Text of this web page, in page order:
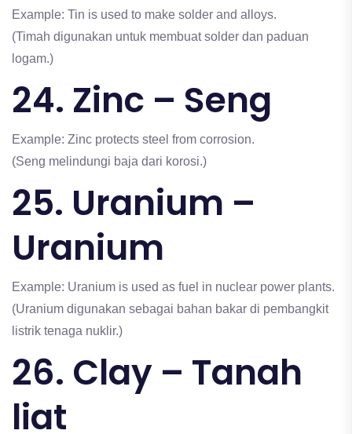
Example: Tin is used to make solder and alloys.
(Timah digunakan untuk membuat solder dan paduan
logam.)
24. Zinc – Seng
Example: Zinc protects steel from corrosion.
(Seng melindungi baja dari korosi.)
25. Uranium –
Uranium
Example: Uranium is used as fuel in nuclear power plants.
(Uranium digunakan sebagai bahan bakar di pembangkit
listrik tenaga nuklir.)
26. Clay – Tanah
liat